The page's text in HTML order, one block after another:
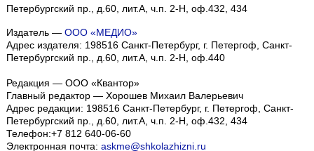
Петербургский пр., д.60, лит.А, ч.п. 2-Н, оф.432, 434
Издатель — ООО «МЕДИО»
Адрес издателя: 198516 Санкт-Петербург, г. Петергоф, Санкт-
Петербургский пр., д.60, лит.А, ч.п. 2-Н, оф.440
Редакция — ООО «Квантор»
Главный редактор — Хорошев Михаил Валерьевич
Адрес редакции: 198516 Санкт-Петербург, г. Петергоф Санкт-
Петербургский пр., д.60, лит.А, ч.п. 2-Н, оф.432, 434
Телефон:+7 812 640-06-60
Электронная почта: askme@shkolazhizni.ru